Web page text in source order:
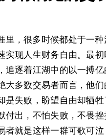
里，很多时候都处于一
实现人生财务自由。最
追逐着江湖中的以一搏
大多数交易者而言，他
是失败，盼望自由却牺牲
付出，不怕失败，不畏
者就是这样一群可歌可